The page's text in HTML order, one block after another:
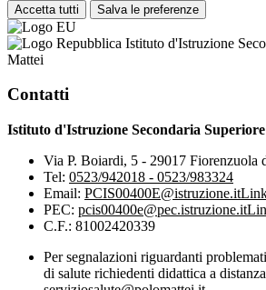
Accetta tutti Salva le preferenze
Istituto d'Istruzione
Mattei
Contatti
Istituto d'Istruzione Secondaria
Via P. Boiardi, 5 - 29017 Fiorenzuola
Tel: 0523/942018 - 0523/983324
Email: PCIS00400E@istruzione.it
PEC: pcis00400e@pec.istruzione.it
C.F.: 81002420339
Per segnalazioni riguardanti
di salute richiedenti didattica a